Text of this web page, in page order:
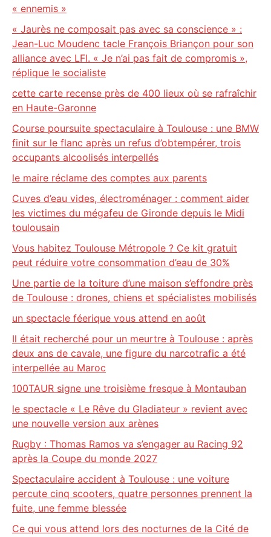
« ennemis »
« Jaurès ne composait pas avec sa conscience » :
Jean-Luc Moudenc tacle François Briançon pour son
alliance avec LFI. « Je n’ai pas fait de compromis »,
réplique le socialiste
cette carte recense près de 400 lieux où se rafraîchir
en Haute-Garonne
Course poursuite spectaculaire à Toulouse : une BMW
finit sur le flanc après un refus d’obtempérer, trois
occupants alcoolisés interpellés
le maire réclame des comptes aux parents
Cuves d’eau vides, électroménager : comment aider
les victimes du mégafeu de Gironde depuis le Midi
toulousain
Vous habitez Toulouse Métropole ? Ce kit gratuit
peut réduire votre consommation d’eau de 30%
Une partie de la toiture d’une maison s’effondre près
de Toulouse : drones, chiens et spécialistes mobilisés
un spectacle féerique vous attend en août
Il était recherché pour un meurtre à Toulouse : après
deux ans de cavale, une figure du narcotrafic a été
interpellée au Maroc
100TAUR signe une troisième fresque à Montauban
le spectacle « Le Rêve du Gladiateur » revient avec
une nouvelle version aux arènes
Rugby : Thomas Ramos va s’engager au Racing 92
après la Coupe du monde 2027
Spectaculaire accident à Toulouse : une voiture
percute cinq scooters, quatre personnes prennent la
fuite, une femme blessée
Ce qui vous attend lors des nocturnes de la Cité de